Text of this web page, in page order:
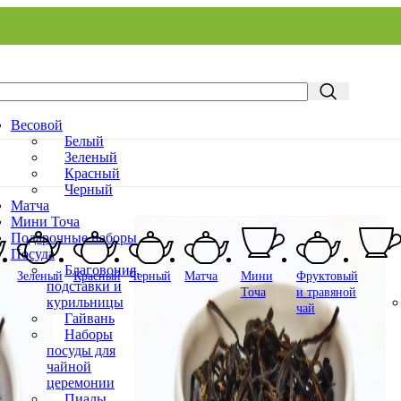
Весовой
Белый
Зеленый
Красный
Черный
Матча
Мини Точа
Подарочные наборы
Посуда
Благовония,
подставки и
курильницы
Гайвань
Наборы
посуды для
чайной
церемонии
Зеленый Красный Черный Матча
Мини
Точа
Фруктовый
и травяной
чай